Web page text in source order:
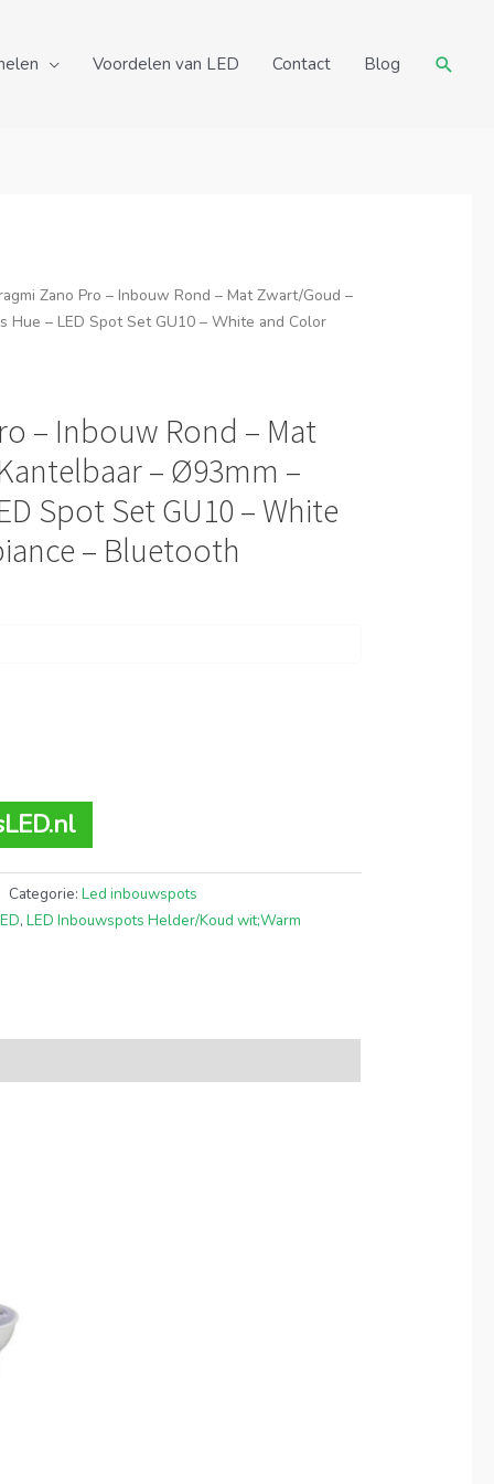
Voordelen van LED Contact Blog
Zano Pro – Inbouw Rond – Mat Zwart/Goud –
Hue – LED Spot Set GU10 – White and Color
– Inbouw Rond – Mat
– Ø93mm –
Spot Set GU10 – White
– Bluetooth
Categorie:Led inbouwspots
,LED Inbouwspots Helder/Koud wit;Warm